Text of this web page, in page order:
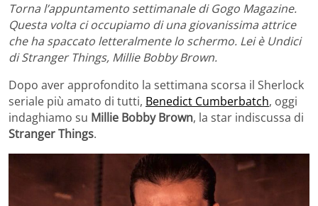
Torna l’appuntamento settimanale di Gogo Magazine.
Questa volta ci occupiamo di una giovanissima attrice
che ha spaccato letteralmente lo schermo. Lei è Undici
di Stranger Things, Millie Bobby Brown.
Dopo aver approfondito la settimana scorsa il Sherlock
seriale più amato di tutti, Benedict Cumberbatch, oggi
indaghiamo su Millie Bobby Brown, la star indiscussa di
Stranger Things.